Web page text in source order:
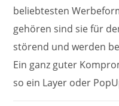
beliebtesten
gehören sind sie für
störend und werden
Ein ganz guter
so ein Layer oder